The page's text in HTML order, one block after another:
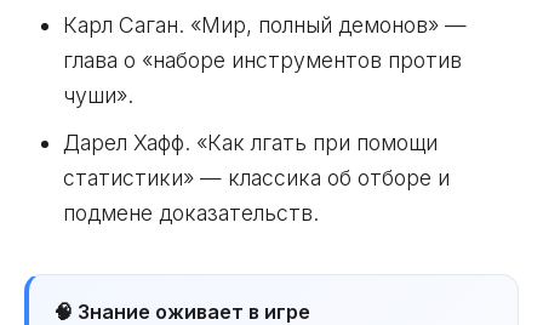
Карл Саган. «Мир, полный демонов» —
глава о «наборе инструментов против
чуши».
Дарел Хафф. «Как лгать при помощи
статистики» — классика об отборе и
подмене доказательств.
🧠 Знание оживает в игре